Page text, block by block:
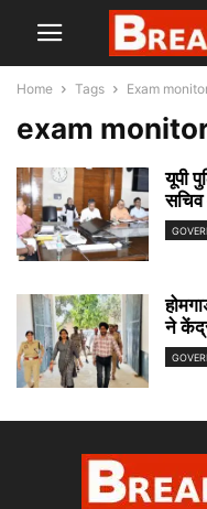
Home Tags Exam
exam
यूपी
ने